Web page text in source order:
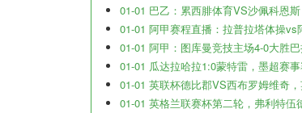
01-01 巴乙：累西腓体育VS沙佩科恩
01-01 阿甲赛程直播：拉普拉塔体操vs
01-01 阿甲：图库曼竞技主场4-0大胜
01-01 瓜达拉哈拉1:0蒙特雷，墨超赛
01-01 英联杯德比郡VS西布罗姆维奇
01-01 英格兰联赛杯第二轮，弗利特伍